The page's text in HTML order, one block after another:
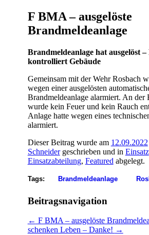
F BMA – ausgelöste
Brandmeldeanlage
Brandmeldeanlage hat ausgelöst
kontrolliert Gebäude
Gemeinsam mit der Wehr Rosbach
wegen einer ausgelösten
Brandmeldeanlage alarmiert. An der
wurde kein Feuer und kein Rauch
Anlage hatte wegen eines
alarmiert.
Dieser Beitrag wurde am 12.09.2022
Schneidergeschrieben und in Einsatz
Einsatzabteilung, Featured abgelegt.
Tags: Brandmeldeanlage
Beitragsnavigation
← F BMA – ausgelöste
schenken Leben – Danke! →